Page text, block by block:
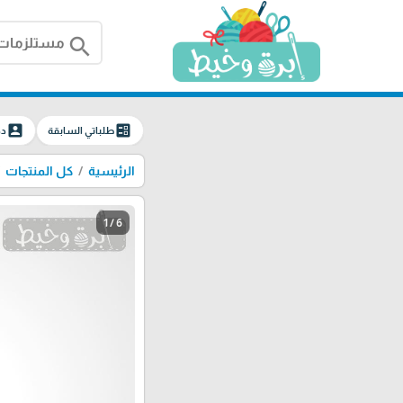
search
ballotطلباتي السابقة account_box
الرئيسية كل المنتجات
1 / 6